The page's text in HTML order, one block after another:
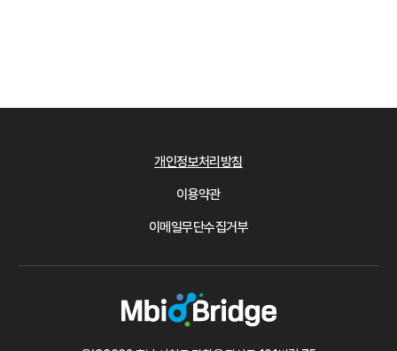
개인정보처리방침
이용약관
이메일무단수집거부